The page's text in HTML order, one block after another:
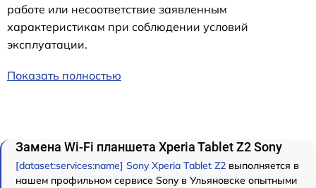
работе или несоответствие заявленным
характеристикам при соблюдении условий
эксплуатации.
Показать полностью
Замена Wi-Fi планшета Xperia Tablet Z2 Sony
[dataset:services:name] Sony Xperia Tablet Z2 выполняется в
нашем профильном сервисе Sony в Ульяновске опытными